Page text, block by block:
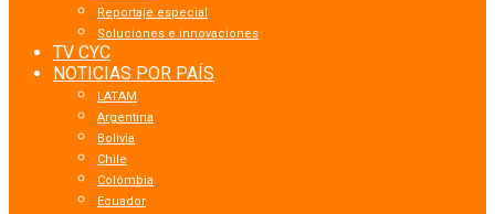
Reportaje especial
Soluciones e innovaciones
TV CYC
NOTICIAS POR PAÍS
LATAM
Argentina
Bolivia
Chile
Colômbia
Ecuador